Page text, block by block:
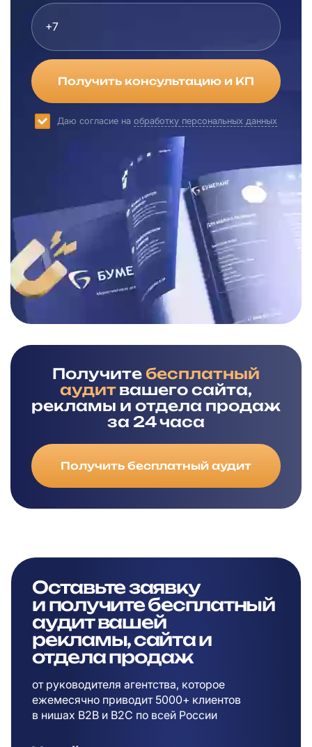
Получить консультацию и КП
Даю согласие на обработку персональных данных
Получите бесплатный
аудитвашего сайта,
рекламы и отдела продаж
за 24 часа
Получить бесплатный аудит
Оставьте заявку
и получите бесплатный
аудит вашей
рекламы,сайта и
отдела продаж
от руководителя агентства, которое
ежемесячно приводит 5000+ клиентов
в нишах B2B и B2C по всей России